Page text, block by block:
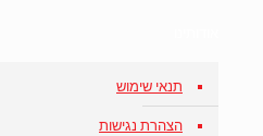
תנאי שימוש
הצהרת נגישות